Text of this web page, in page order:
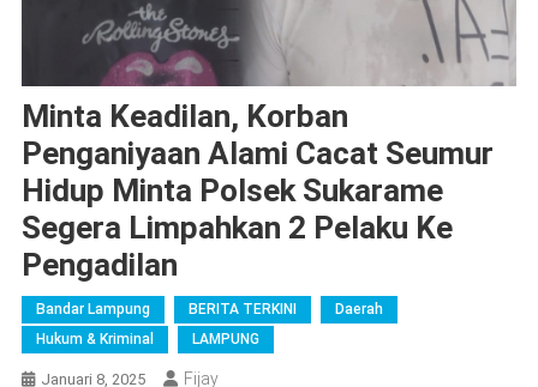
Minta Keadilan, Korban
Penganiyaan Alami Cacat Seumur
Hidup Minta Polsek Sukarame
Segera Limpahkan 2 Pelaku Ke
Pengadilan
Bandar Lampung BERITA TERKINI
Daerah
Hukum & Kriminal
LAMPUNG
Januari 8, 2025 Fijay